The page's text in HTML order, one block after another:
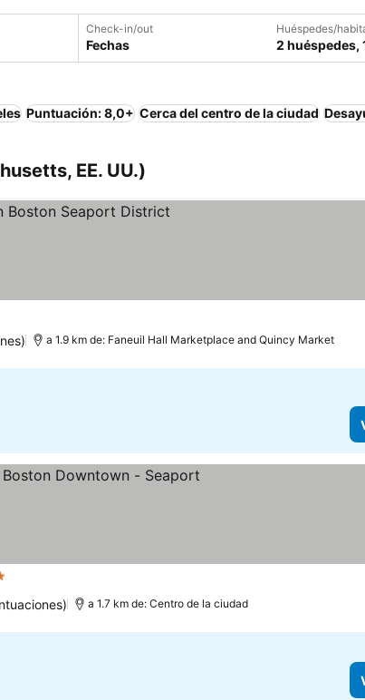
Check-in/out
Fechas
Huéspedes/
2 huéspedes,
Puntuación: 8,0+ Cerca del centro de la ciudad
EE. UU.)
a 1.9 km de: Faneuil Hall Marketplace and Quincy Market
a 1.7 km de: Centro de la ciudad